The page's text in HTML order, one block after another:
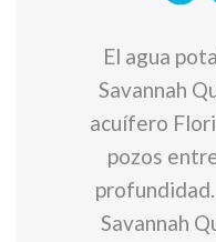
El agua
Savannah
acuífero
pozos
Savannah